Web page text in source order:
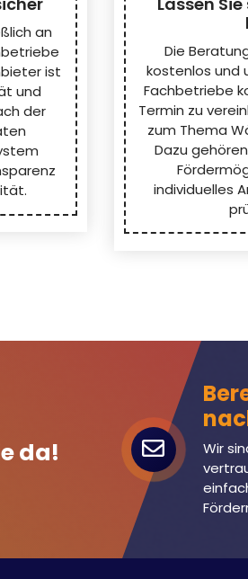
an
ist
und
der
Die
kostenlos und
Fachbetriebe
Termin zu
zum Thema
Dazu
individuelles
da!
Wir